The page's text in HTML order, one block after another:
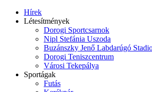
Hírek
Létesítmények
Dorogi Sportcsarnok
Nipl Stefánia Uszoda
Buzánszky Jenő Labdarúgó
Dorogi Teniszcentrum
Városi Tekepálya
Sportágak
Futás